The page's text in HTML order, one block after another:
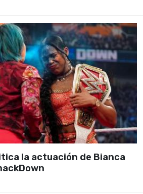
la actuación de Bianca